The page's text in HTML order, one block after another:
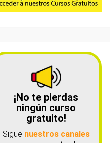
¡No te pierdas
ningún curso
gratuito!
Sigue nuestros canales